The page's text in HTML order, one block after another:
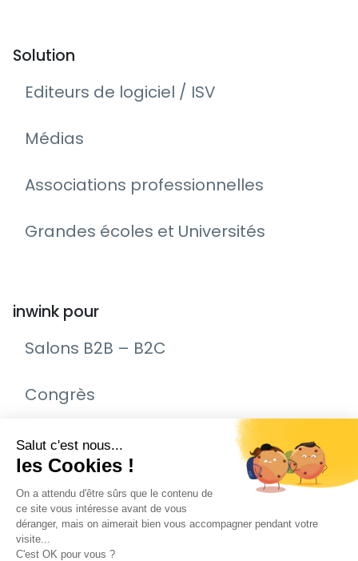
Solution
Editeurs de logiciel / ISV
Médias
Associations professionnelles
Grandes écoles et Universités
inwink pour
Salons B2B – B2C
Congrès
Remise de prix – Awards
Journée Portes Ouvertes (JPO)